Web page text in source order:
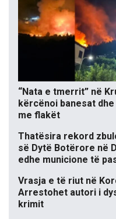
“Nata e tmerrit” në
kërcënoi banesat
me flakët
Thatësira rekord
së Dytë Botërore në
edhe municione të
Vrasja e të riut në
Arrestohet autori i
krimit